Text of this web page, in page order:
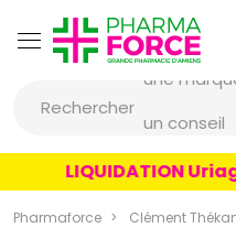
Rechercher
une marque
un produit
une
LIQUIDATION
Pharmaforce Clément